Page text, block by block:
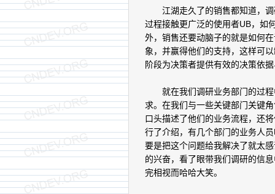
江湖走久了的销售都知道，调
过程接触更广泛的使用者UB，如
外，销售还要动脑子的就是如何
象，并赢得他们的支持，这样可
阶段为决策者提供有效的决策依
就在我们调研业务部门的过程
求。在我们与一些关键部门关键
口头描述了他们的业务流程，还
行了介绍，有几个部门的业务人
要是把这个问题给我解决了就太
的兴奋，看了眼带我们调研的信
完相视而哈哈大笑。